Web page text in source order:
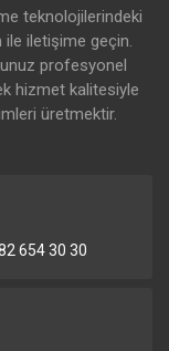
teknolojilerindeki
ile iletişime geçin.
profesyonel
hizmet kalitesiyle
üretmektir.
654 30 30